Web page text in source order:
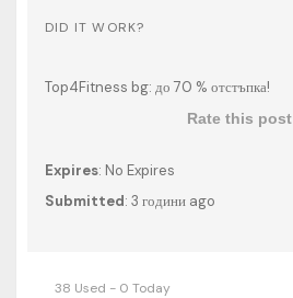
DID IT WORK?
Top4Fitness bg: до 70 % отстъпка!
Rate this post
Expires: No Expires
Submitted: 3 години ago
38 Used - 0 Today